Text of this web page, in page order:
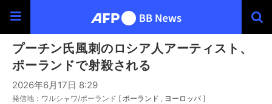
プーチン氏風刺のロシア人アーティスト、
ポーランドで射殺される
2026年6月17日 8:29
発信地：ワルシャワ/ポーランド [ ポーランド ヨーロッパ ]